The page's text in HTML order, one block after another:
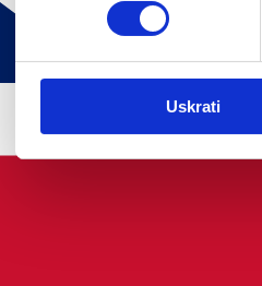
Uskrati